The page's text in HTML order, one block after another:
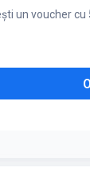
un voucher